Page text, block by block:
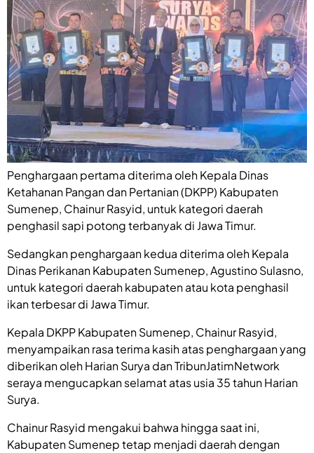
Penghargaan pertama diterima oleh Kepala Dinas
Ketahanan Pangan dan Pertanian (DKPP) Kabupaten
Sumenep, Chainur Rasyid, untuk kategori daerah
penghasil sapi potong terbanyak di Jawa Timur.
Sedangkan penghargaan kedua diterima oleh Kepala
Dinas Perikanan Kabupaten Sumenep, Agustino Sulasno,
untuk kategori daerah kabupaten atau kota penghasil
ikan terbesar di Jawa Timur.
Kepala DKPP Kabupaten Sumenep, Chainur Rasyid,
menyampaikan rasa terima kasih atas penghargaan yang
diberikan oleh Harian Surya dan TribunJatimNetwork
seraya mengucapkan selamat atas usia 35 tahun Harian
Surya.
Chainur Rasyid mengakui bahwa hingga saat ini,
Kabupaten Sumenep tetap menjadi daerah dengan